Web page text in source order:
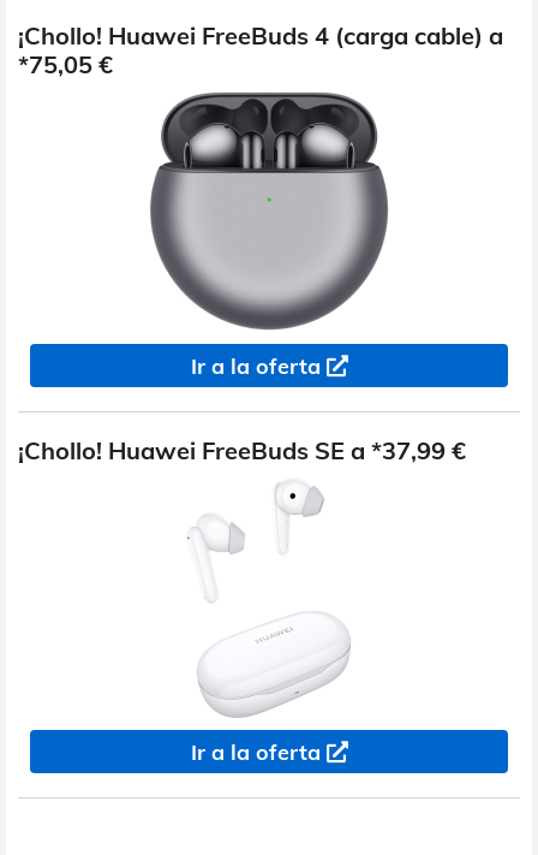
¡Chollo! Huawei FreeBuds 4 (carga cable) a
*75,05 €
Ir a la oferta
¡Chollo! Huawei FreeBuds SE a *37,99 €
Ir a la oferta